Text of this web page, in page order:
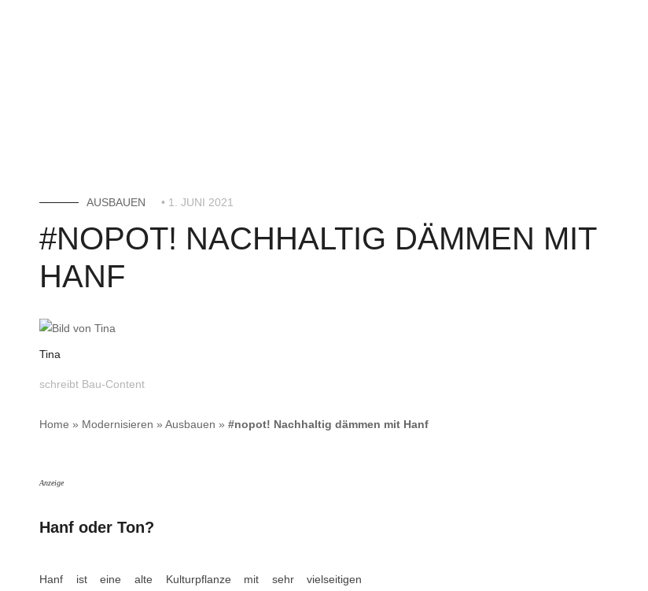
AUSBAUEN • 1. JUNI 2021
#NOPOT! NACHHALTIG DÄMMEN MIT
HANF
Tina
schreibt Bau-Content
Home » Modernisieren » Ausbauen » #nopot! Nachhaltig dämmen mit Hanf
Anzeige
Hanf oder Ton?
Hanf ist eine alte Kulturpflanze mit sehr vielseitigen